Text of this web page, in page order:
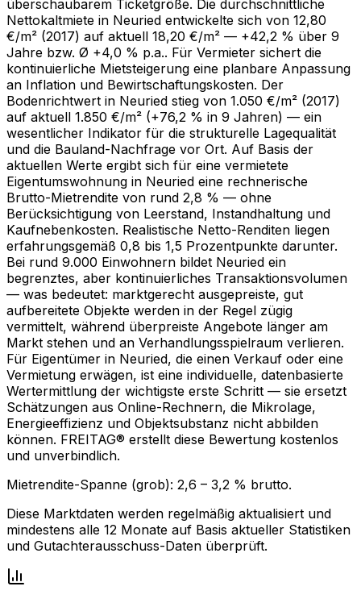
überschaubarem Ticketgröße. Die durchschnittliche
Nettokaltmiete in Neuried entwickelte sich von 12,80
€/m² (2017) auf aktuell 18,20 €/m² — +42,2 % über 9
Jahre bzw. Ø +4,0 % p.a.. Für Vermieter sichert die
kontinuierliche Mietsteigerung eine planbare Anpassung
an Inflation und Bewirtschaftungskosten. Der
Bodenrichtwert in Neuried stieg von 1.050 €/m² (2017)
auf aktuell 1.850 €/m² (+76,2 % in 9 Jahren) — ein
wesentlicher Indikator für die strukturelle Lagequalität
und die Bauland-Nachfrage vor Ort. Auf Basis der
aktuellen Werte ergibt sich für eine vermietete
Eigentumswohnung in Neuried eine rechnerische
Brutto-Mietrendite von rund 2,8 % — ohne
Berücksichtigung von Leerstand, Instandhaltung und
Kaufnebenkosten. Realistische Netto-Renditen liegen
erfahrungsgemäß 0,8 bis 1,5 Prozentpunkte darunter.
Bei rund 9.000 Einwohnern bildet Neuried ein
begrenztes, aber kontinuierliches Transaktionsvolumen
— was bedeutet: marktgerecht ausgepreiste, gut
aufbereitete Objekte werden in der Regel zügig
vermittelt, während überpreiste Angebote länger am
Markt stehen und an Verhandlungsspielraum verlieren.
Für Eigentümer in Neuried, die einen Verkauf oder eine
Vermietung erwägen, ist eine individuelle, datenbasierte
Wertermittlung der wichtigste erste Schritt — sie ersetzt
Schätzungen aus Online-Rechnern, die Mikrolage,
Energieeffizienz und Objektsubstanz nicht abbilden
können. FREITAG® erstellt diese Bewertung kostenlos
und unverbindlich.
Mietrendite-Spanne (grob): 2,6 – 3,2 % brutto.
Diese Marktdaten werden regelmäßig aktualisiert und
mindestens alle 12 Monate auf Basis aktueller Statistiken
und Gutachterausschuss-Daten überprüft.